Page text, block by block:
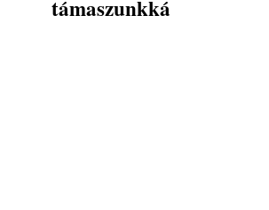
támaszunkká